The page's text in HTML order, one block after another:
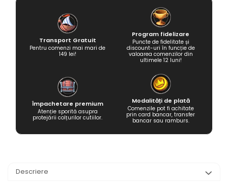
Transport Gratuit
Pentru comenzi mai mari de
149 lei!
Program fidelizare
Puncte de fidelitate și
discount-uri în funcție de
valoarea comenzilor din
ultimele 12 luni!
Împachetare premium
Atenție sporită asupra
protejării colțurilor cutiilor.
Modalități de plată
Comenzile pot fi achitate
prin card bancar, transfer
bancar sau ramburs.
Descriere